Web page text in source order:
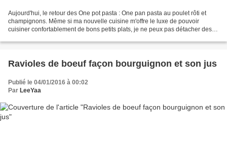
Aujourd'hui, le retour des One pot pasta : One pan pasta au poulet rôti et
champignons. Même si ma nouvelle cuisine m'offre le luxe de pouvoir
cuisiner confortablement de bons petits plats, je ne peux pas détacher des
Ravioles de boeuf façon bourguignon et son jus
Publié le 04/01/2016 à 00:02
Par LeeYaa